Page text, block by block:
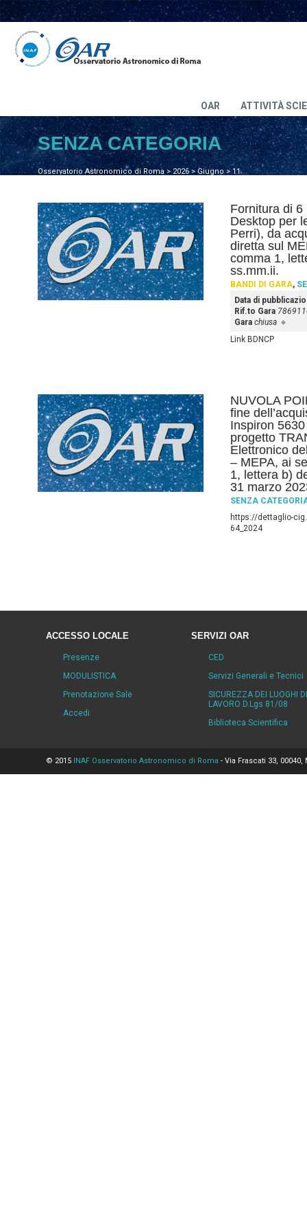
OAR ATTIVITÀ
Osservatorio Astronomico di Roma>2026>Giugno >11
SENZA CATEGORIA
Fornitura di
Desktop per
Perri), da
diretta sul
comma 1,
ss.mm.ii.
BANDI DI GARA,
Data di
Rif.to Gara
Gara chiusa
Link BDNCP
NUVOLA
fine
Inspiron
progetto
Elettronico
– MEPA, ai
1, lettera b)
31 marzo
SENZA
https://dettaglio-
64_2024
ACCESSO LOCALE
Presenze
MODULISTICA
Prenotazione Sale
Accedi
SERVIZI OAR
CED
Servizi Generali e Tecnici
SICUREZZA DEI LUOGHI DI
LAVORO D.Lgs 81/08
Biblioteca Scientifica
© 2015 INAF Osservatorio Astronomico di Roma - Via Frascati 33,